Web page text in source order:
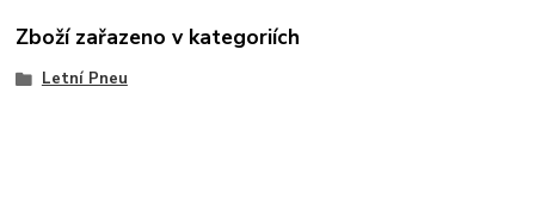
Zboží zařazeno v kategoriích
Letní Pneu